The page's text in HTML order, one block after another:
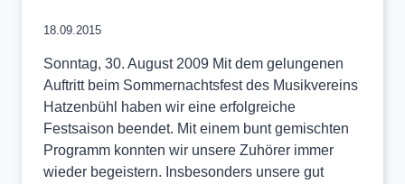
18.09.2015
Sonntag, 30. August 2009 Mit dem gelungenen
Auftritt beim Sommernachtsfest des Musikvereins
Hatzenbühl haben wir eine erfolgreiche
Festsaison beendet. Mit einem bunt gemischten
Programm konnten wir unsere Zuhörer immer
wieder begeistern. Insbesonders unsere gut